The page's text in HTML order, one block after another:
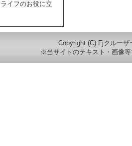
イフのお役に立
Copyright (C) Fjクルー
※当サイトのテキスト・画像